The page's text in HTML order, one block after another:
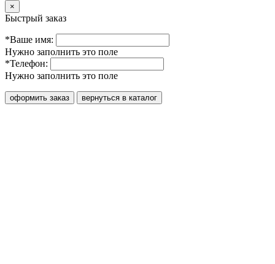
×
Быстрый заказ
*Ваше имя:
Нужно заполнить это поле
*Телефон:
Нужно заполнить это поле
оформить заказ вернуться в каталог